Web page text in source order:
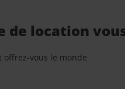
de location
offrez-vous le monde.